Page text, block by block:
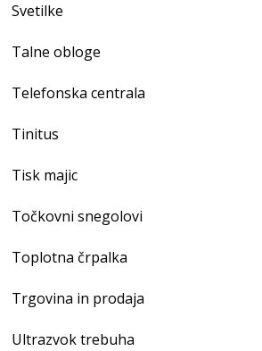
Svetilke
Talne obloge
Telefonska centrala
Tinitus
Tisk majic
Točkovni snegolovi
Toplotna črpalka
Trgovina in prodaja
Ultrazvok trebuha